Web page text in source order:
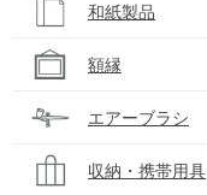
和紙製品
額縁
エアーブラシ
収納・携帯用具